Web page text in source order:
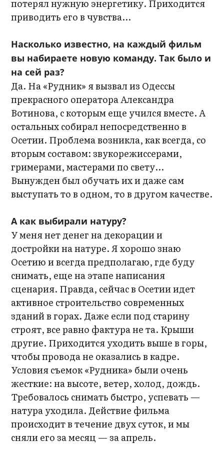
потерял нужную энергетику. Приходится
приводить его в чувства...
Насколько известно, на каждый фильм
вы набираете новую команду. Так было и
на сей раз?
Да. На «Рудник» я вызвал из Одессы
прекрасного оператора Александра
Вотинова, с которым еще учился вместе. А
остальных собирал непосредственно в
Осетии. Проблема возникла, как всегда, со
вторым составом: звукорежиссерами,
гримерами, мастерами по свету...
Вынужден был обучать их и даже сам
выступать то в одном, то в другом качестве.
А как выбирали натуру?
У меня нет денег на декорации и
достройки на натуре. Я хорошо знаю
Осетию и всегда предполагаю, где буду
снимать, еще на этапе написания
сценария. Правда, сейчас в Осетии идет
активное строительство современных
зданий в горах. Даже если под старину
строят, все равно фактура не та. Крыши
другие. Приходится уходить выше в горы,
чтобы провода не оказались в кадре.
Условия съемок «Рудника» были очень
жесткие: на высоте, ветер, холод, дождь.
Требовалось снимать быстро, успевать —
натура уходила. Действие фильма
происходит в течение двух суток, и мы
сняли его за месяц — за апрель.